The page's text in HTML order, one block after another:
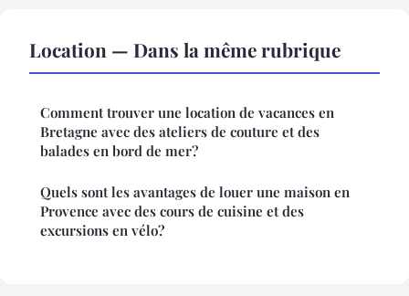
Location — Dans la même rubrique
Comment trouver une location de vacances en
Bretagne avec des ateliers de couture et des
balades en bord de mer?
Quels sont les avantages de louer une maison en
Provence avec des cours de cuisine et des
excursions en vélo?